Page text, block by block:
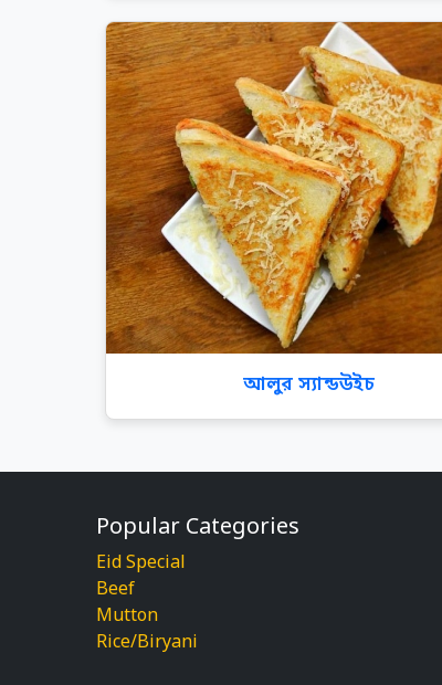
আলুর স্যান্ডউইচ
Popular Categories
Eid Special
Beef
Mutton
Rice/Biryani